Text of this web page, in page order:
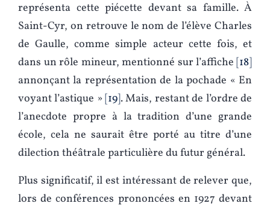
représenta cette piécette devant sa famille. À
Saint-Cyr, on retrouve le nom de l’élève Charles
de Gaulle, comme simple acteur cette fois, et
dans un rôle mineur, mentionné sur l’affiche 18
annonçant la représentation de la pochade « En
voyant l’astique » 19 . Mais, restant de l’ordre de
l’anecdote propre à la tradition d’une grande
école, cela ne saurait être porté au titre d’une
dilection théâtrale particulière du futur général.
Plus significatif, il est intéressant de relever que,
lors de conférences prononcées en 1927 devant